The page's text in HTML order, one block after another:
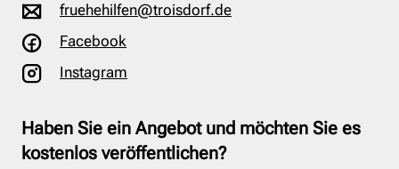
fruehehilfen@troisdorf.de
Facebook
Instagram
Haben Sie ein Angebot und möchten Sie es
kostenlos veröffentlichen?